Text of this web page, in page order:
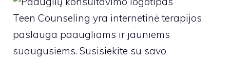
Teen Counseling yra internetinė terapijos
paslauga paaugliams ir jauniems
suaugusiems. Susisiekite su savo